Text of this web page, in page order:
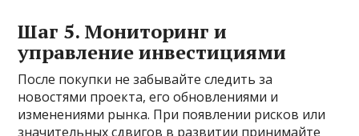
Шаг 5. Мониторинг и
управление инвестициями
После покупки не забывайте следить за
новостями проекта, его обновлениями и
изменениями рынка. При появлении рисков или
значительных сдвигов в развитии принимайте